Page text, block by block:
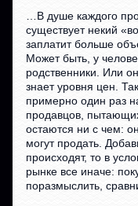
…В душе каждого
существует некий
заплатит больше
Может быть, у
родственники. Или
знает уровня цен.
примерно один раз
продавцов,
остаются ни с чем:
могут продать.
происходят, то в
рынке все иначе:
поразмыслить,